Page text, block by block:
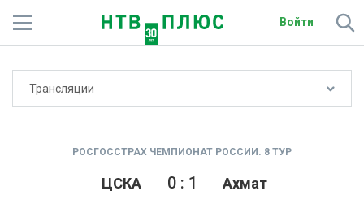
Войти
Трансляции
РОСГОССТРАХ ЧЕМПИОНАТ РОССИИ. 8 ТУР
ЦСКА Ахмат
0: 1